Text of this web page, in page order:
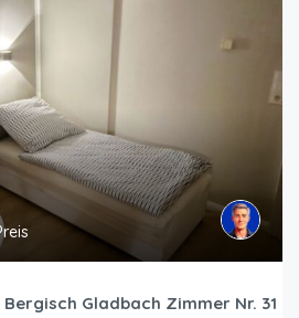
Gladbach Zimmer Nr. 31